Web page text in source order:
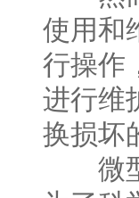
使用和
行操作
进行维
换损坏
微型